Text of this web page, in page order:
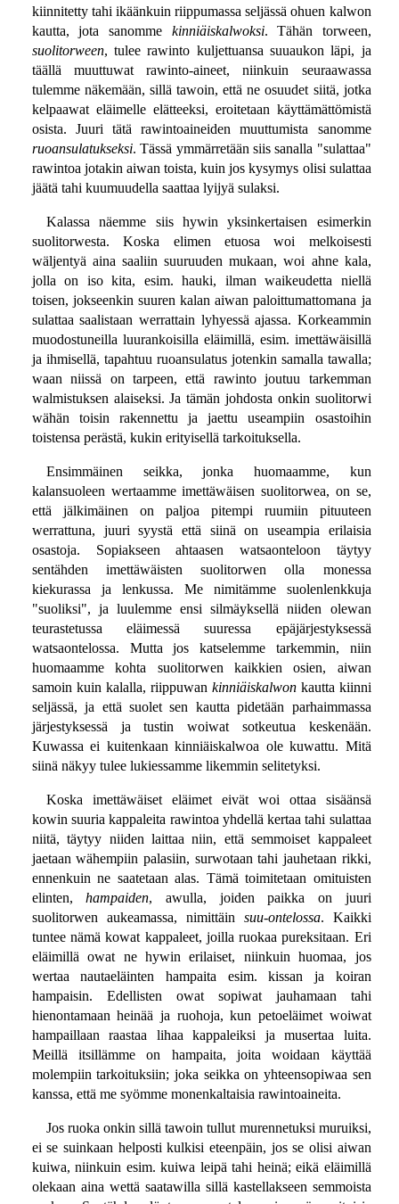
kiinnitetty tahi ikäänkuin riippumassa seljässä ohuen kalwon
kautta, jota sanomme kinniäiskalwoksi. Tähän torween,
suolitorween, tulee rawinto kuljettuansa suuaukon läpi, ja
täällä muuttuwat rawinto-aineet, niinkuin seuraawassa
tulemme näkemään, sillä tawoin, että ne osuudet siitä, jotka
kelpaawat eläimelle elätteeksi, eroitetaan käyttämättömistä
osista. Juuri tätä rawintoaineiden muuttumista sanomme
ruoansulatukseksi. Tässä ymmärretään siis sanalla "sulattaa"
rawintoa jotakin aiwan toista, kuin jos kysymys olisi sulattaa
jäätä tahi kuumuudella saattaa lyijyä sulaksi.
Kalassa näemme siis hywin yksinkertaisen esimerkin
suolitorwesta. Koska elimen etuosa woi melkoisesti
wäljentyä aina saaliin suuruuden mukaan, woi ahne kala,
jolla on iso kita, esim. hauki, ilman waikeudetta niellä
toisen, jokseenkin suuren kalan aiwan paloittumattomana ja
sulattaa saalistaan werrattain lyhyessä ajassa. Korkeammin
muodostuneilla luurankoisilla eläimillä, esim. imettäwäisillä
ja ihmisellä, tapahtuu ruoansulatus jotenkin samalla tawalla;
waan niissä on tarpeen, että rawinto joutuu tarkemman
walmistuksen alaiseksi. Ja tämän johdosta onkin suolitorwi
wähän toisin rakennettu ja jaettu useampiin osastoihin
toistensa perästä, kukin erityisellä tarkoituksella.
Ensimmäinen seikka, jonka huomaamme, kun
kalansuoleen wertaamme imettäwäisen suolitorwea, on se,
että jälkimäinen on paljoa pitempi ruumiin pituuteen
werrattuna, juuri syystä että siinä on useampia erilaisia
osastoja. Sopiakseen ahtaasen watsaonteloon täytyy
sentähden imettäwäisten suolitorwen olla monessa
kiekurassa ja lenkussa. Me nimitämme suolenlenkkuja
"suoliksi", ja luulemme ensi silmäyksellä niiden olewan
teurastetussa eläimessä suuressa epäjärjestyksessä
watsaontelossa. Mutta jos katselemme tarkemmin, niin
huomaamme kohta suolitorwen kaikkien osien, aiwan
samoin kuin kalalla, riippuwan kinniäiskalwonkautta kiinni
seljässä, ja että suolet sen kautta pidetään parhaimmassa
järjestyksessä ja tustin woiwat sotkeutua keskenään.
Kuwassa ei kuitenkaan kinniäiskalwoa ole kuwattu. Mitä
siinä näkyy tulee lukiessamme likemmin selitetyksi.
Koska imettäwäiset eläimet eivät woi ottaa sisäänsä
kowin suuria kappaleita rawintoa yhdellä kertaa tahi sulattaa
niitä, täytyy niiden laittaa niin, että semmoiset kappaleet
jaetaan wähempiin palasiin, surwotaan tahi jauhetaan rikki,
ennenkuin ne saatetaan alas. Tämä toimitetaan omituisten
elinten,hampaiden, awulla, joiden paikka on juuri
suolitorwen aukeamassa, nimittäin suu-ontelossa. Kaikki
tuntee nämä kowat kappaleet, joilla ruokaa pureksitaan. Eri
eläimillä owat ne hywin erilaiset, niinkuin huomaa, jos
wertaa nautaeläinten hampaita esim. kissan ja koiran
hampaisin. Edellisten owat sopiwat jauhamaan tahi
hienontamaan heinää ja ruohoja, kun petoeläimet woiwat
hampaillaan raastaa lihaa kappaleiksi ja musertaa luita.
Meillä itsillämme on hampaita, joita woidaan käyttää
molempiin tarkoituksiin; joka seikka on yhteensopiwaa sen
kanssa, että me syömme monenkaltaisia rawintoaineita.
Jos ruoka onkin sillä tawoin tullut murennetuksi muruiksi,
ei se suinkaan helposti kulkisi eteenpäin, jos se olisi aiwan
kuiwa, niinkuin esim. kuiwa leipä tahi heinä; eikä eläimillä
olekaan aina wettä saatawilla sillä kastellakseen semmoista